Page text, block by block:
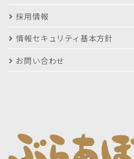
採用情報
情報セキュリティ基本方針
お問い合わせ